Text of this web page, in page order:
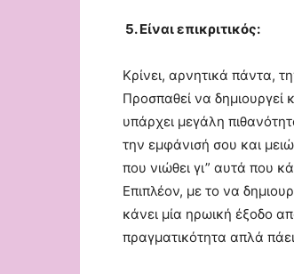
5. Είναι επικριτικός:
Κρίνει, αρνητικά πάντα,
Προσπαθεί να
υπάρχει μεγάλη
την εμφάνισή σου και
που νιώθει γι” αυτά που
Επιπλέον, με το να
κάνει μία ηρωική έξοδο
πραγματικότητα απλά